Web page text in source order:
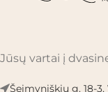
Jūsų vartai į
Šeimyniškių g. 18-